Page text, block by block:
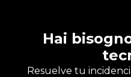
Hai
Resuelve tu